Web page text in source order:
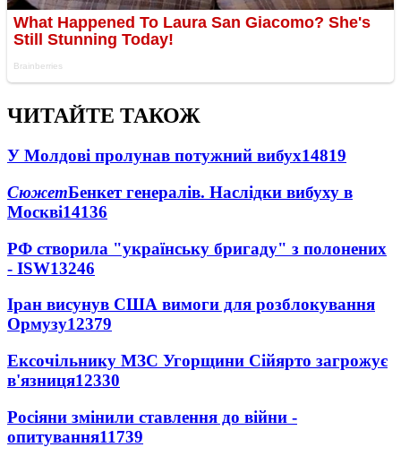
ЧИТАЙТЕ ТАКОЖ
У Молдові пролунав потужний вибух14819
СюжетБенкет генералів. Наслідки вибуху в
Москві14136
РФ створила "українську бригаду" з полонених
- ISW13246
Іран висунув США вимоги для розблокування
Ормузу12379
Ексочільнику МЗС Угорщини Сійярто загрожує
в'язниця12330
Росіяни змінили ставлення до війни -
опитування11739